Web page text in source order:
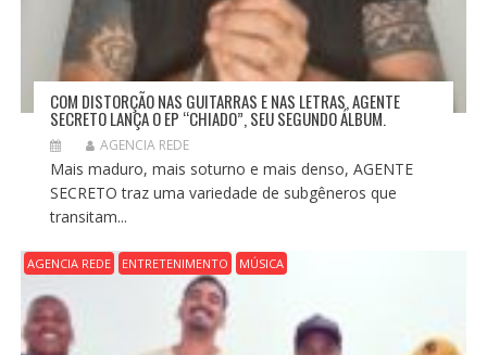
COM DISTORÇÃO NAS GUITARRAS E NAS LETRAS, AGENTE
SECRETO LANÇA O EP “CHIADO”, SEU SEGUNDO ÁLBUM.
AGENCIA REDE
Mais maduro, mais soturno e mais denso, AGENTE
SECRETO traz uma variedade de subgêneros que
transitam...
AGENCIA REDE ENTRETENIMENTO MÚSICA